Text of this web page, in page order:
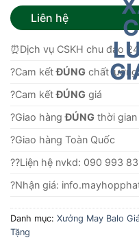
Liên hệ
⏰Dịch vụ CSKH chu đáo
?Cam kếtĐÚNG chất
?Cam kếtĐÚNG giá
?Giao hàngĐÚNG thời gian
?Giao hàng Toàn Quốc
??Liện hệ nvkd: 090 993
?Nhận giá:
Danh mục: Xưởng May Balo
Tặng